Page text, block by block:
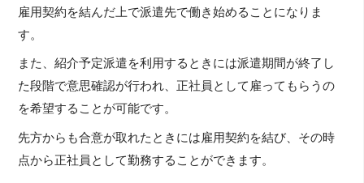
雇用契約を結んだ上で派遣先で働き始めることになりま
す。
また、紹介予定派遣を利用するときには派遣期間が終了し
た段階で意思確認が行われ、正社員として雇ってもらうの
を希望することが可能です。
先方からも合意が取れたときには雇用契約を結び、その時
点から正社員として勤務することができます。